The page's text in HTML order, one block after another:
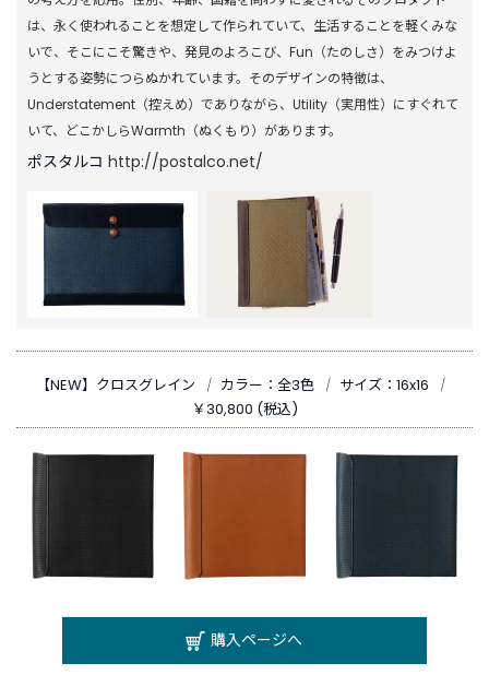
は、永く使われることを想定して作られていて、生活することを軽くみな
いで、そこにこそ驚きや、発見のよろこび、Fun（たのしさ）をみつけよ
うとする姿勢につらぬかれています。そのデザインの特徴は、
Understatement（控えめ）でありながら、Utility（実用性）にすぐれて
いて、どこかしらWarmth（ぬくもり）があります。
ポスタルコ http://postalco.net/
【NEW】クロスグレイン ｜ カラー：全3色 ｜ サイズ：16x16
｜
￥30,800 (税込)
購入ページへ